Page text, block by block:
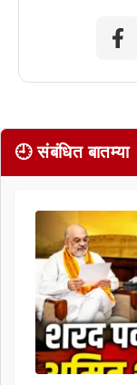
🕘 संबंधित बातम्या